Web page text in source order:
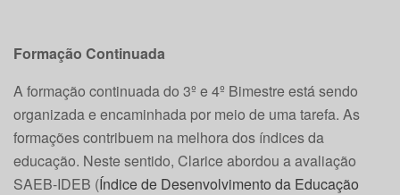
Formação Continuada
A formação continuada do 3º e 4º Bimestre está sendo
organizada e encaminhada por meio de uma tarefa. As
formações contribuem na melhora dos índices da
educação. Neste sentido, Clarice abordou a avaliação
SAEB-IDEB (Índice de Desenvolvimento da Educação